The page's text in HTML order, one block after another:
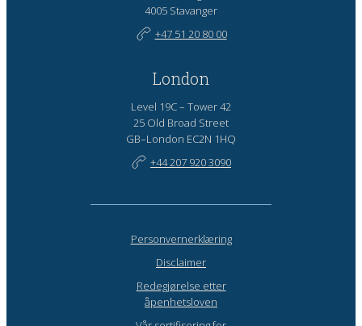
4005 Stavanger
+47 51 20 80 00
London
Level 19C – Tower 42
25 Old Broad Street
GB–London EC2N 1HQ
+44 207 920 3090
Personvernerklæring
Disclaimer
Redegjørelse etter
åpenhetsloven